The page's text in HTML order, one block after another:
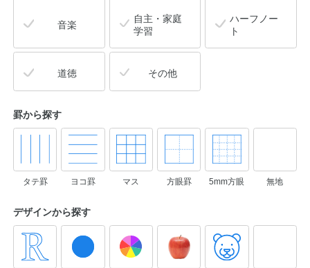
音楽
自主・家庭
学習
ハーフノー
ト
道徳 その他
罫から探す
タテ罫 ヨコ罫 マス 方眼罫 5mm方眼 無地
デザインから探す